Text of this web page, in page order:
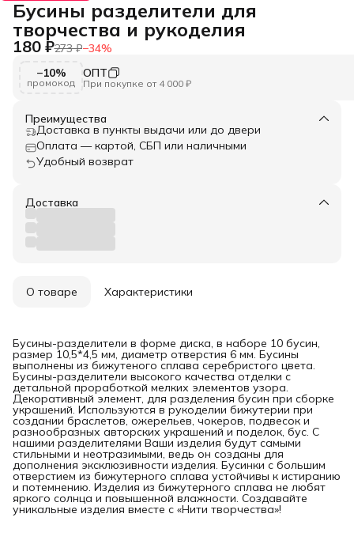
Бусины разделители для
творчества и рукоделия
180 ₽273 ₽−34%
−10%
промокод
ОПТ
При покупке от 4 000 ₽
Преимущества
Доставка в пункты выдачи или до двери
Оплата — картой, СБП или наличными
Удобный возврат
Доставка
О товаре Характеристики
Бусины-разделители в форме диска, в наборе 10 бусин,
размер 10,5*4,5 мм, диаметр отверстия 6 мм. Бусины
выполнены из бижутеного сплава серебристого цвета.
Бусины-разделители высокого качества отделки с
детальной проработкой мелких элементов узора.
Декоративный элемент, для разделения бусин при сборке
украшений. Используются в рукоделии бижутерии при
создании браслетов, ожерельев, чокеров, подвесок и
разнообразных авторских украшений и поделок, бус. С
нашими разделителями Ваши изделия будут самыми
стильными и неотразимыми, ведь он созданы для
дополнения эксклюзивности изделия. Бусинки с большим
отверстием из бижутерного сплава устойчивы к истиранию
и потемнению. Изделия из бижутерного сплава не любят
яркого солнца и повышенной влажности. Создавайте
уникальные изделия вместе с «Нити творчества»!